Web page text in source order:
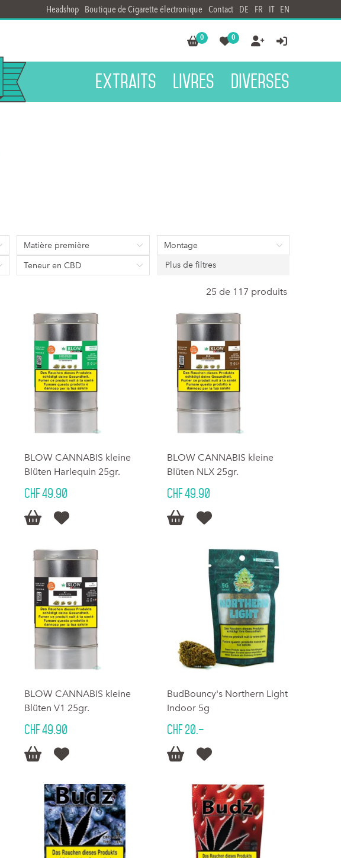
Headshop Boutique de Cigarette électronique Contact DE FR IT EN
0 0  
Extraits Livres Diverses
Matière première
Montage
Teneur en CBD Plus de filtres
25 de 117 produits
BLOW CANNABIS kleine
Blüten Harlequin 25gr.
CHF 49.90
 
BLOW CANNABIS kleine
Blüten NLX 25gr.
CHF 49.90
 
BLOW CANNABIS kleine
Blüten V1 25gr.
CHF 49.90
 
BudBouncy's Northern Light
Indoor 5g
CHF 20.–
 